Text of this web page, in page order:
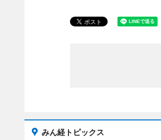
みん経トピックス